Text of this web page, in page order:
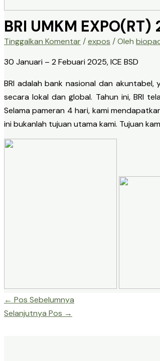
BRI UMKM EXPO(RT)
Tinggalkan Komentar /expos / Oleh
30 Januari – 2 Febuari 2025, ICE BSD
BRI adalah bank nasional dan
secara lokal dan global. Tahun ini, BRI
Selama pameran 4 hari, kami
ini bukanlah tujuan utama kami. Tujuan
← Pos Sebelumnya
Selanjutnya Pos →